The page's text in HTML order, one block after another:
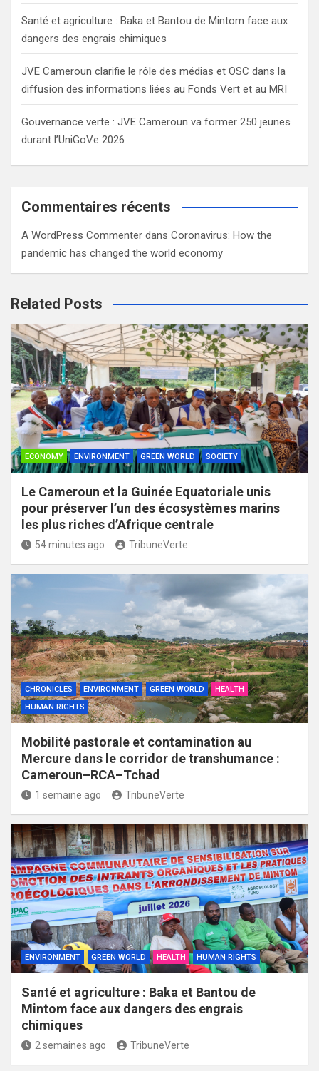
Santé et agriculture : Baka et Bantou de Mintom face aux
dangers des engrais chimiques
JVE Cameroun clarifie le rôle des médias et OSC dans la
diffusion des informations liées au Fonds Vert et au MRI
Gouvernance verte : JVE Cameroun va former 250 jeunes
durant l’UniGoVe 2026
Commentaires récents
A WordPress Commenter dans Coronavirus: How the
pandemic has changed the world economy
Related Posts
ECONOMY ENVIRONMENT GREEN WORLD SOCIETY
Le Cameroun et la Guinée Equatoriale unis
pour préserver l’un des écosystèmes marins
les plus riches d’Afrique centrale
54 minutes ago TribuneVerte
CHRONICLES ENVIRONMENT GREEN WORLD
HEALTH
HUMAN RIGHTS
Mobilité pastorale et contamination au
Mercure dans le corridor de transhumance :
Cameroun–RCA–Tchad
1 semaine ago TribuneVerte
ENVIRONMENT GREEN WORLD HEALTH HUMAN RIGHTS
Santé et agriculture : Baka et Bantou de
Mintom face aux dangers des engrais
chimiques
2 semaines ago TribuneVerte